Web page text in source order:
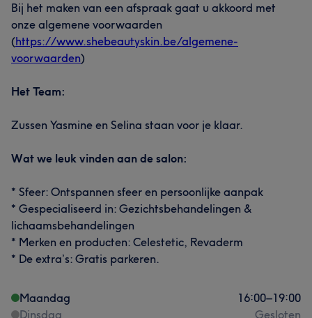
Bij het maken van een afspraak gaat u akkoord met
onze algemene voorwaarden
(https://www.shebeautyskin.be/algemene-
voorwaarden)
Het Team:
Zussen Yasmine en Selina staan voor je klaar.
Wat we leuk vinden aan de salon:
* Sfeer: Ontspannen sfeer en persoonlijke aanpak
* Gespecialiseerd in: Gezichtsbehandelingen &
lichaamsbehandelingen
* Merken en producten: Celestetic, Revaderm
* De extra’s: Gratis parkeren.
Maandag 16:00–19:00
Dinsdag
Gesloten